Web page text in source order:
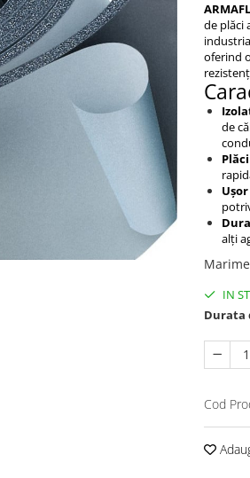
de plăci
oferind
de
alți
Marime
IN
Durata
Cod